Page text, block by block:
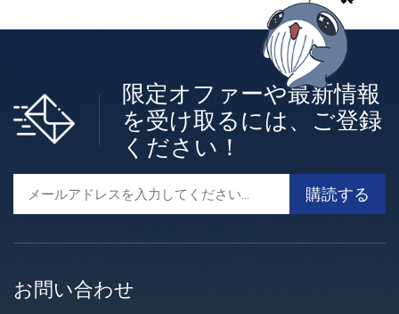
うにシステムを設計できるため、エネルギーの自給自足が
ほぼ可能になります。・停電時に家を動かすための蓄電設
備があります。• 仮想発電所などの技術により、ピーク需
要市場で電力を取引し、その価値を劇的に向上させること
ができます。 バッテリーシステム ―その点についても、弊
社がお手伝いできます。
限定オファーや最新情報
を受け取るには、ご登録
ください！
お問い合わせ